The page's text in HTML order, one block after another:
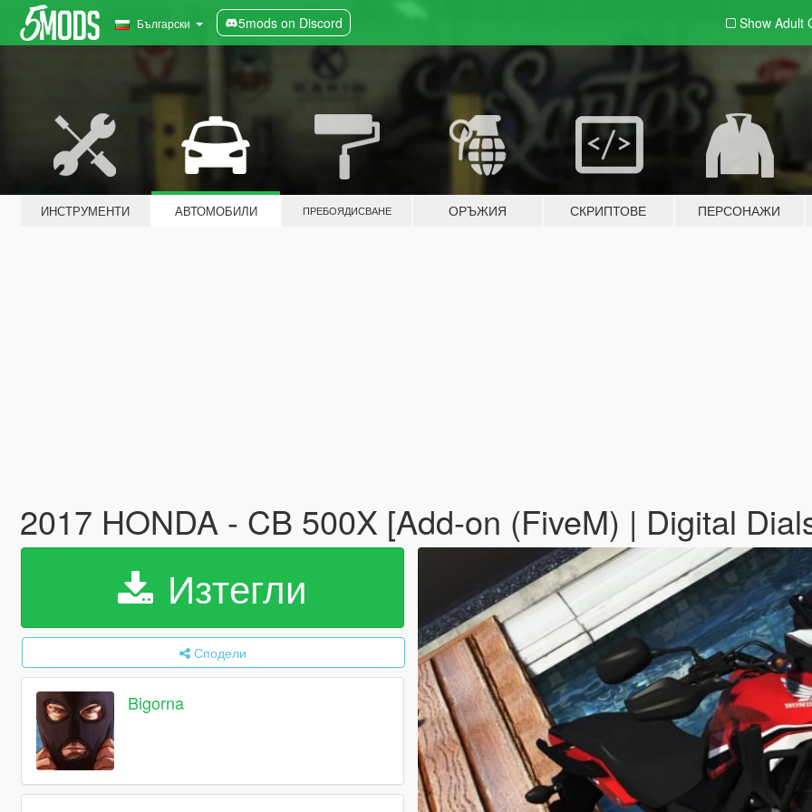
Български 5mods on Discord Show Adult
ИНСТРУМЕНТИ АВТОМОБИЛИ ПРЕБОЯДИСВАНЕ ОРЪЖИЯ СКРИПТОВЕ ПЕРСОНАЖИ
2017 HONDA - CB 500X [Add-on (FiveM) | Digital
Изтегли
Сподели
Bigorna